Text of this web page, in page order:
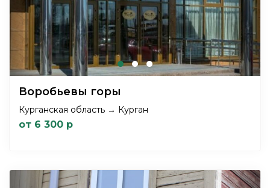
Воробьевы горы
Курганская область → Курган
от 6 300 р